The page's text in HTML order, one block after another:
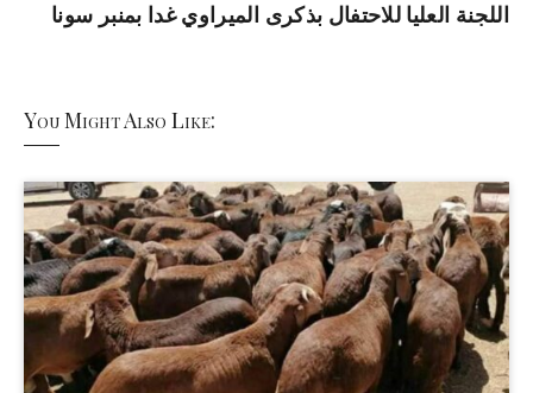
اللجنة العليا للاحتفال بذكرى الميراوي غدا بمنبر سونا
You Might Also Like: